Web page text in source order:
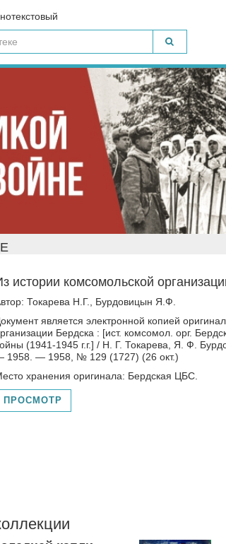
истории комсомольской
Токарева Н.Г., Бурдовицын Я.Ф.
является электронной копией
Бердска : [ист. комсомол. орг.
(1941-1945 г.г.] / Н. Г. Токарева, Я. Ф.
1958. — 1958, № 129 (1727) (26 окт.)
хранения оригинала: Бердская ЦБС.
ПРОСМОТР